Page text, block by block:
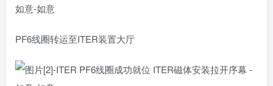
PF6线圈转运至ITER装置大厅